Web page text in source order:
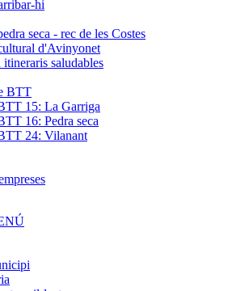
hi
seca - rec de les Costes
d'Avinyonet
saludables
BTT
15: La Garriga
16: Pedra seca
24: Vilanant